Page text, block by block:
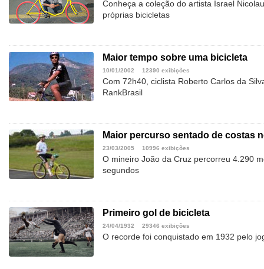
Conheça a coleção do artista Israel
próprias bicicletas
Maior tempo sobre uma bicicleta
10/01/2002 12390 exibições
Com 72h40, ciclista Roberto Carlos da
RankBrasil
Maior percurso sentado de costas
23/03/2005 10996 exibições
O mineiro João da Cruz percorreu 4.290
segundos
Primeiro gol de bicicleta
24/04/1932 29346 exibições
O recorde foi conquistado em 1932 pelo